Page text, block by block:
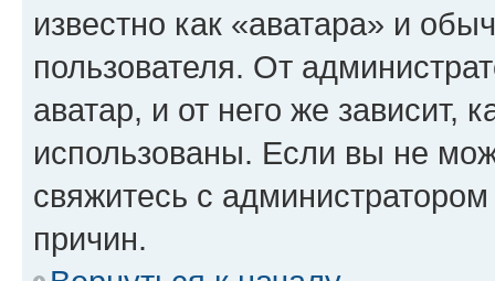
известно как «аватара» и
пользователя. От
аватар, и от него же зависит,
использованы. Если вы не
свяжитесь с
причин.